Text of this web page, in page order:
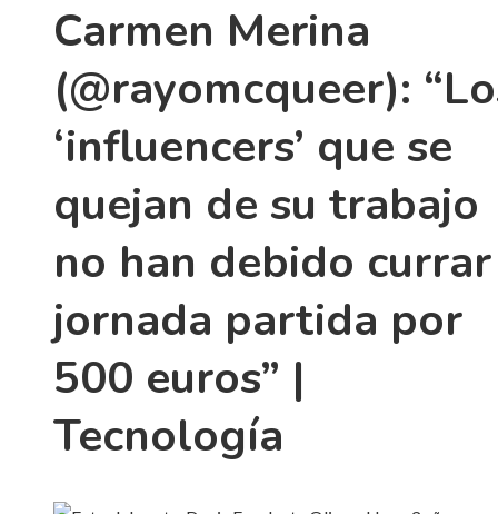
Carmen Merina
(@rayomcqueer):
‘influencers’ que se
quejan de su trabajo
no han debido
jornada partida por
500 euros” |
Tecnología